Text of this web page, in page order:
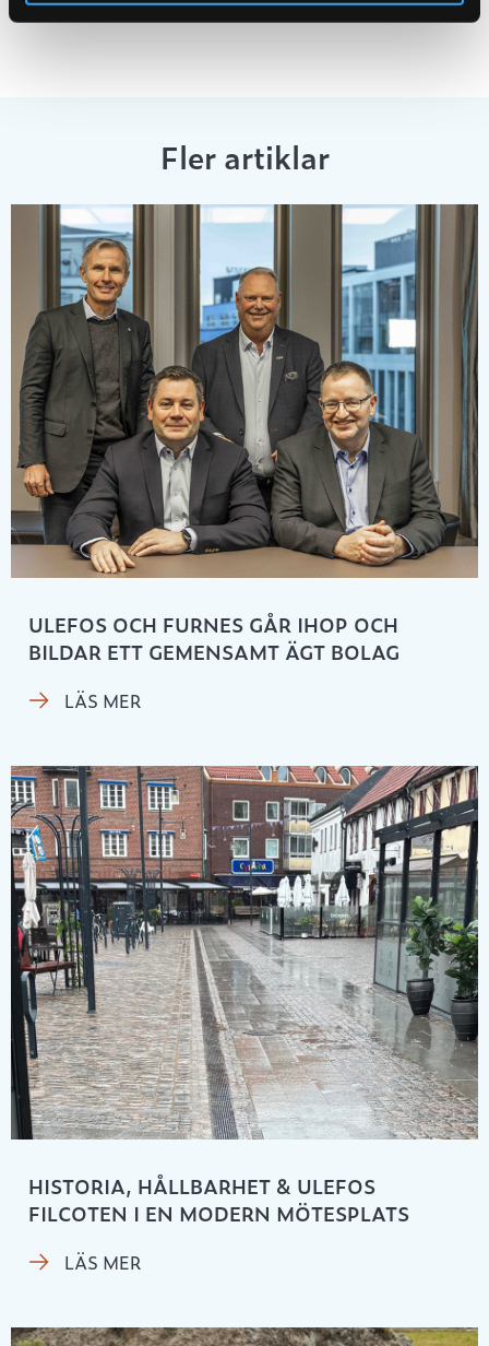
Fler artiklar
ULEFOS OCH FURNES GÅR IHOP OCH
BILDAR ETT GEMENSAMT ÄGT BOLAG
LÄS MER
HISTORIA, HÅLLBARHET & ULEFOS
FILCOTEN I EN MODERN MÖTESPLATS
LÄS MER